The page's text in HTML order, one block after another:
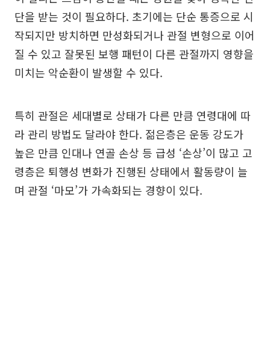
단을 받는 것이 필요하다. 초기에는 단순 통증으로 시
작되지만 방치하면 만성화되거나 관절 변형으로 이어
질 수 있고 잘못된 보행 패턴이 다른 관절까지 영향을
미치는 악순환이 발생할 수 있다.
특히 관절은 세대별로 상태가 다른 만큼 연령대에 따
라 관리 방법도 달라야 한다. 젊은층은 운동 강도가
높은 만큼 인대나 연골 손상 등 급성 ‘손상’이 많고 고
령층은 퇴행성 변화가 진행된 상태에서 활동량이 늘
며 관절 ‘마모’가 가속화되는 경향이 있다.